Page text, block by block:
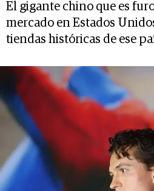
El gigante chino que es
mercado en Estados
tiendas históricas de ese